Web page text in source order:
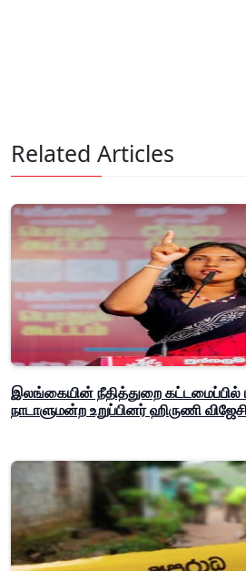
Related Articles
இலங்கையின் நீதித்துறை கட்டமைப்பில்
நாடாளுமன்ற உறுப்பினர் ஹிருணி